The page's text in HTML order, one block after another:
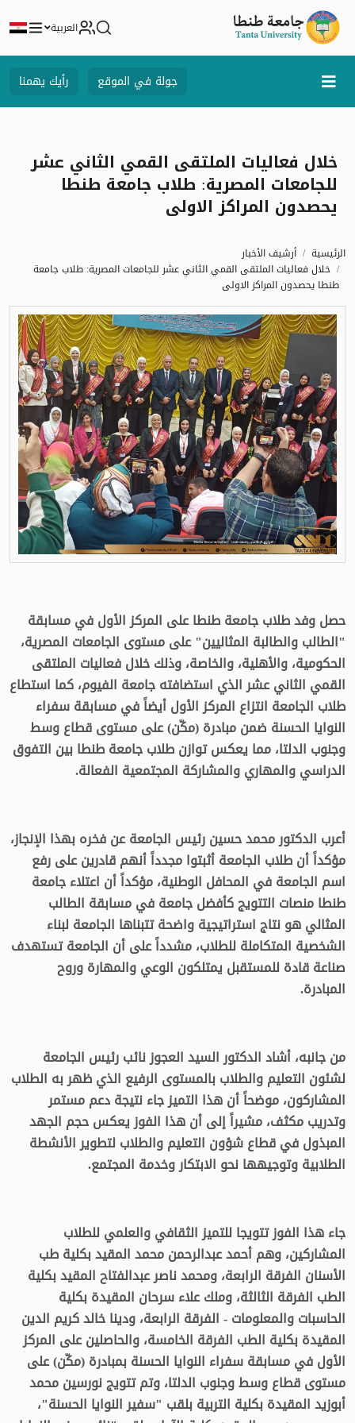
العربية
جولة في الموقع رأيك يهمنا
خلال فعاليات الملتقى القمي الثاني عشر
للجامعات المصرية: طلاب جامعة طنطا
يحصدون المراكز الاولى
الرئيسية
أرشيف الأخبار
خلال فعاليات الملتقى القمي الثاني عشر للجامعات المصرية: طلاب جامعة
طنطا يحصدون المراكز الاولى
حصل وفد طلاب جامعة طنطا على المركز الأول في مسابقة
"الطالب والطالبة المثاليين" على مستوى الجامعات المصرية،
الحكومية، والأهلية، والخاصة، وذلك خلال فعاليات الملتقى
القمي الثاني عشر الذي استضافته جامعة الفيوم، كما استطاع
طلاب الجامعة انتزاع المركز الأول أيضاً في مسابقة سفراء
النوايا الحسنة ضمن مبادرة (مكّن) على مستوى قطاع وسط
وجنوب الدلتا، مما يعكس توازن طلاب جامعة طنطا بين التفوق
الدراسي والمهاري والمشاركة المجتمعية الفعالة.
أعرب الدكتور محمد حسين رئيس الجامعة عن فخره بهذا الإنجاز،
مؤكداً أن طلاب الجامعة أثبتوا مجدداً أنهم قادرين على رفع
اسم الجامعة في المحافل الوطنية، مؤكداً أن اعتلاء جامعة
طنطا منصات التتويج كأفضل جامعة في مسابقة الطالب
المثالي هو نتاج استراتيجية واضحة تتبناها الجامعة لبناء
الشخصية المتكاملة للطلاب، مشدداً على أن الجامعة تستهدف
صناعة قادة للمستقبل يمتلكون الوعي والمهارة وروح
المبادرة.
من جانبه، أشاد الدكتور السيد العجوز نائب رئيس الجامعة
لشئون التعليم والطلاب بالمستوى الرفيع الذي ظهر به الطلاب
المشاركون، موضحاً أن هذا التميز جاء نتيجة دعم مستمر
وتدريب مكثف، مشيراً إلى أن هذا الفوز يعكس حجم الجهد
المبذول في قطاع شؤون التعليم والطلاب لتطوير الأنشطة
الطلابية وتوجيهها نحو الابتكار وخدمة المجتمع.
جاء هذا الفوز تتويجا للتميز الثقافي والعلمي للطلاب
المشاركين، وهم أحمد عبدالرحمن محمد المقيد بكلية طب
الأسنان الفرقة الرابعة، ومحمد ناصر عبدالفتاح المقيد بكلية
الطب الفرقة الثالثة، وملك علاء سرحان المقيدة بكلية
الحاسبات والمعلومات - الفرقة الرابعة، ودينا خالد كريم الدين
المقيدة بكلية الطب الفرقة الخامسة، والحاصلين على المركز
الأول في مسابقة سفراء النوايا الحسنة بمبادرة (مكّن) على
مستوى قطاع وسط وجنوب الدلتا، وتم تتويج نورسين محمد
أبوزيد المقيدة بكلية التربية بلقب "سفير النوايا الحسنة"،